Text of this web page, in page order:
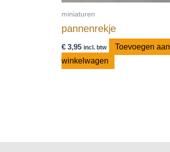
miniaturen
pannenrekje
€ 3,95 incl. btw
Toevoegen aan
winkelwagen